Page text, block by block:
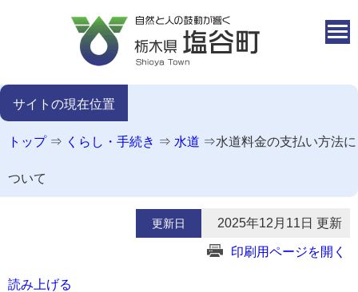
サイトの現在位置
トップ⇒ くらし・手続き ⇒ 水道 ⇒水道料金の支払い方法に
ついて
更新日 2025年12月11日 更新
印刷用ページを開く
読み上げる